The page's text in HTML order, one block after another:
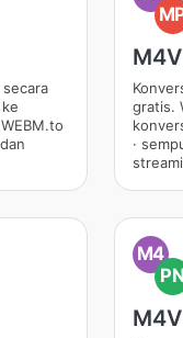
gratis.
·
M4
PN